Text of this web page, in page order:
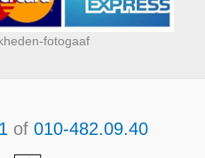
fotogaaf
of 010-482.09.40